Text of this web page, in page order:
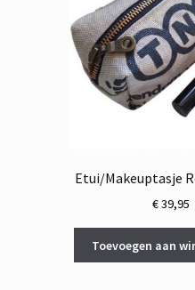
Etui/Makeuptasje
€39,95
Toevoegen aan